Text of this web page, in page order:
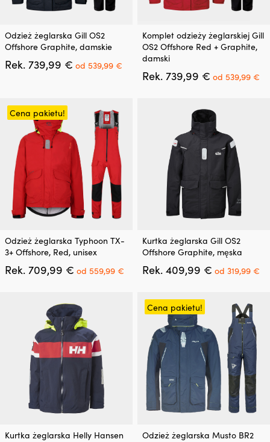
Ten
produkt
ma
wiele
wybrać
na
stronie
produktu
Odzież żeglarska Gill OS2
Offshore Graphite, damskie
Rek. 739,99 € Pierwotna
od 539,99 € Aktualna
cena
Ten
produkt
ma
wiele
wariantów.
produktu
Komplet odzieży żeglarskiej Gill
OS2 Offshore Red + Graphite,
damski
Rek. 739,99 € Pierwotna
739,99 €.
od 539,99 €
Cena pakietu!
Ten
produkt
ma
wiele
produktu
Odzież żeglarska Typhoon TX-
3+ Offshore, Red, unisex
Rek. 709,99 € Pierwotna
709,99 €.
od 559,99 € Aktualna
559,99 €.
Ten
produkt
ma
wiele
można
wybrać
stronie
produktu
Kurtka żeglarska Gill OS2
Offshore Graphite, męska
Rek. 409,99 € Pierwotna
409,99 €.
od 319,99 €
TenKurtka żeglarska Helly Hansen
Cena pakietu!
Ten
Odzież żeglarska Musto BR2